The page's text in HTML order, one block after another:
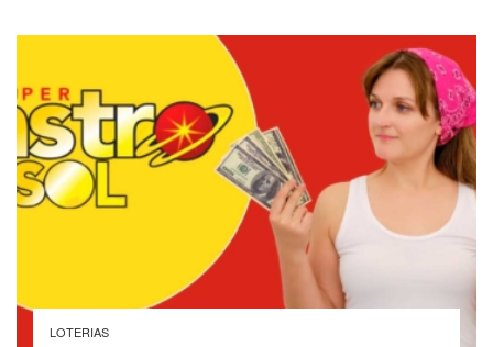
LOTERIAS